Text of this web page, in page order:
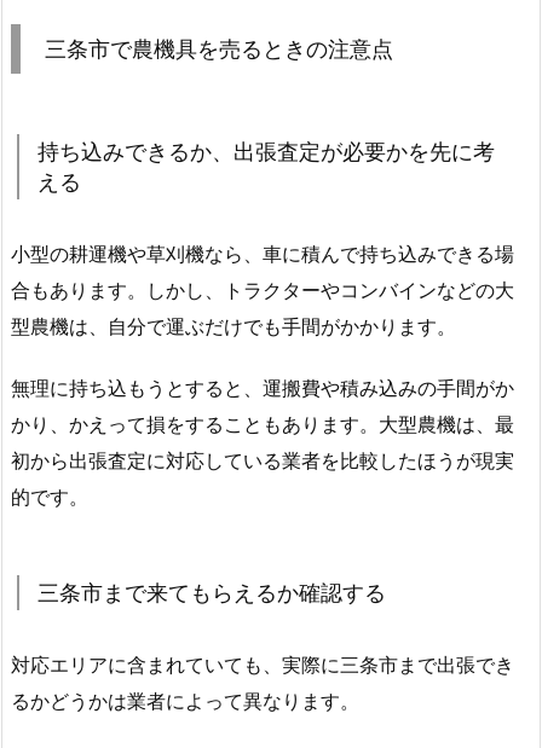
三条市で農機具を売るときの注意点
持ち込みできるか、出張査定が必要かを先に考
える
小型の耕運機や草刈機なら、車に積んで持ち込みできる場
合もあります。しかし、トラクターやコンバインなどの大
型農機は、自分で運ぶだけでも手間がかかります。
無理に持ち込もうとすると、運搬費や積み込みの手間がか
かり、かえって損をすることもあります。大型農機は、最
初から出張査定に対応している業者を比較したほうが現実
的です。
三条市まで来てもらえるか確認する
対応エリアに含まれていても、実際に三条市まで出張でき
るかどうかは業者によって異なります。